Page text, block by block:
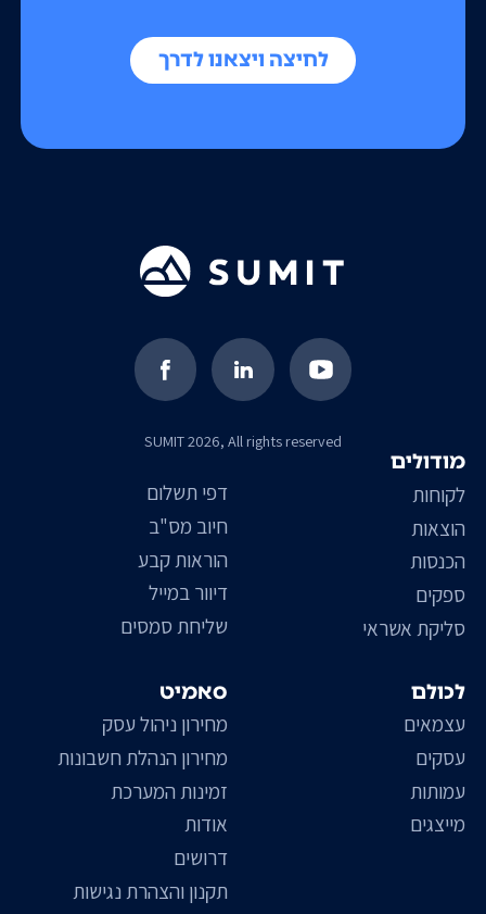
לחיצה ויצאנו לדרך
SUMIT 2026, All rights reserved
סאמיט
מחירון ניהול עסק
מחירון הנהלת חשבונות
זמינות המערכת
אודות
דרושים
תקנון והצהרת נגישות
דפי תשלום
חיוב מס"ב
הוראות קבע
דיוור במייל
שליחת סמסים
מודולים
לקוחות
הוצאות
הכנסות
ספקים
סליקת אשראי
לכולם
עצמאים
עסקים
עמותות
מייצגים